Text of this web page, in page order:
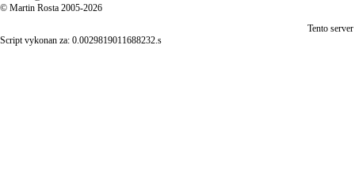
© Martin Rosta 2005-2026
Tento
Script vykonan za: 0.0029819011688232.s